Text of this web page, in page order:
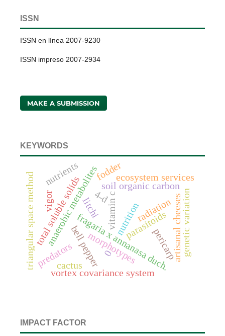
ISSN
ISSN en línea 2007-9230
ISSN impreso 2007-2934
MAKE A SUBMISSION
KEYWORDS
fragaria x annanasa duch.
anaerobic metabolites
total soluble solids vitamin c
soil organic carbon
bell pepper
triangular space method
vortex covariance system
artisanal cheeses
predators
parasitoids
ecosystem services
genetic variation
morphotypes
litchi nutrition
pericarp
radiation
nutrients
vigor
cactus
0
4-d
fodder
IMPACT FACTOR